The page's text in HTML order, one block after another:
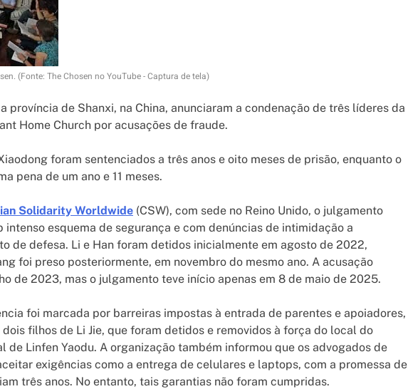
(Fonte: The Chosen no YouTube - Captura de tela)
província de Shanxi, na China, anunciaram a condenação de três líderes da
Home Church por acusações de fraude.
foram sentenciados a três anos e oito meses de prisão, enquanto o
pena de um ano e 11 meses.
Solidarity Worldwide (CSW), com sede no Reino Unido, o julgamento
esquema de segurança e com denúncias de intimidação a
de defesa. Li e Han foram detidos inicialmente em agosto de 2022,
foi preso posteriormente, em novembro do mesmo ano. A acusação
de 2023, mas o julgamento teve início apenas em 8 de maio de 2025.
foi marcada por barreiras impostas à entrada de parentes e apoiadores,
filhos de Li Jie, que foram detidos e removidos à força do local do
de Linfen Yaodu. A organização também informou que os advogados de
exigências como a entrega de celulares e laptops, com a promessa de
três anos. No entanto, tais garantias não foram cumpridas.